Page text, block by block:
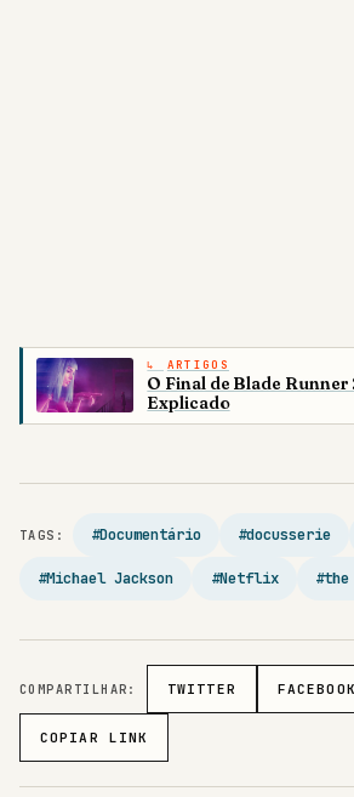
ARTIGOS
O Final de Blade Runner
Explicado
TAGS: #Documentário #docusserie
#Michael Jackson #Netflix
COMPARTILHAR: TWITTER FACEBOOK
COPIAR LINK